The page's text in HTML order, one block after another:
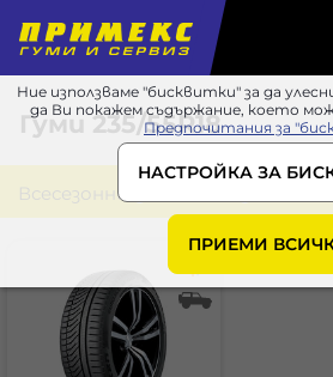
Ние използваме "бисквитки" за да
да Ви покажем съдържание, което
Предпочитания за
НАСТРОЙКА ЗА
ПРИЕМИ
Гуми235/55R18
Всесезонни